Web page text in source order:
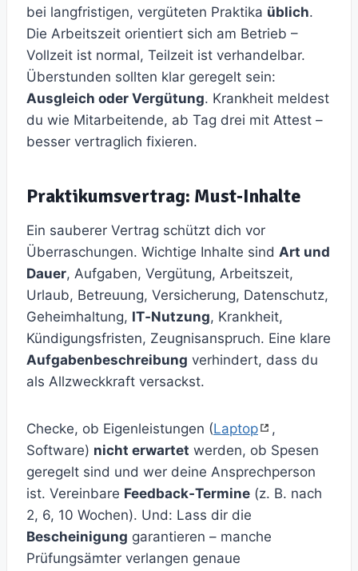
bei langfristigen, vergüteten Praktika üblich.
Die Arbeitszeit orientiert sich am Betrieb –
Vollzeit ist normal, Teilzeit ist verhandelbar.
Überstunden sollten klar geregelt sein:
Ausgleich oder Vergütung. Krankheit meldest
du wie Mitarbeitende, ab Tag drei mit Attest –
besser vertraglich fixieren.
Praktikumsvertrag: Must‑Inhalte
Ein sauberer Vertrag schützt dich vor
Überraschungen. Wichtige Inhalte sind Art und
Dauer, Aufgaben, Vergütung, Arbeitszeit,
Urlaub, Betreuung, Versicherung, Datenschutz,
Geheimhaltung, IT‑Nutzung, Krankheit,
Kündigungsfristen, Zeugnisanspruch. Eine klare
Aufgabenbeschreibung verhindert, dass du
als Allzweckkraft versackst.
Checke, ob Eigenleistungen (Laptop
,
Software) nicht erwartet werden, ob Spesen
geregelt sind und wer deine Ansprechperson
ist. Vereinbare Feedback‑Termine (z. B. nach
2, 6, 10 Wochen). Und: Lass dir die
Bescheinigung garantieren – manche
Prüfungsämter verlangen genaue